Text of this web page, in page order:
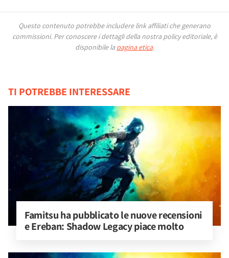
Questo contenuto potrebbe includere link affiliati che generano
commissioni. Per conoscere i dettagli della nostra policy editoriale, è
disponibile la pagina etica.
TI POTREBBE INTERESSARE
Famitsu ha pubblicato le nuove recensioni
e Ereban: Shadow Legacy piace molto